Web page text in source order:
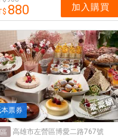
880 加入購買
票券
高雄市左營區博愛二路767號